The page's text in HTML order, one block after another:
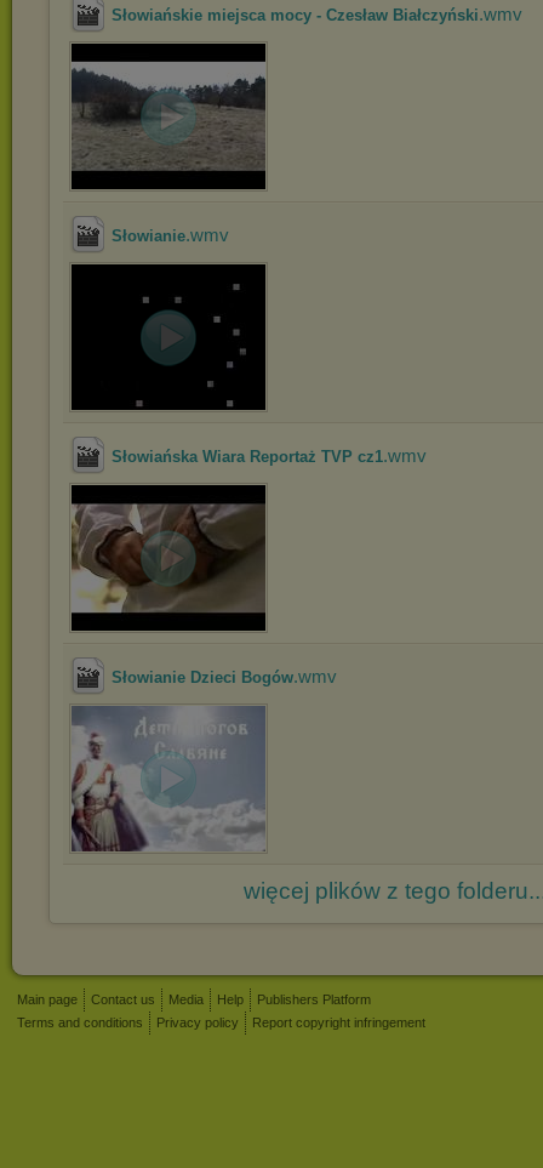
Słowiańskie miejsca mocy - Czesław Białczyński.wmv
Słowianie.wmv
Słowiańska Wiara Reportaż TVP cz1.wmv
Słowianie Dzieci Bogów.wmv
więcej plików z tego
Main page Contact us Media Help
Publishers Platform
Terms and conditions
Privacy policy Report copyright infringement